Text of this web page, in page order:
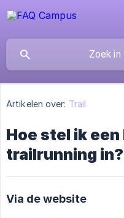
Artikelen over: Trail
Hoe stel ik
trailrunning in?
Via de website